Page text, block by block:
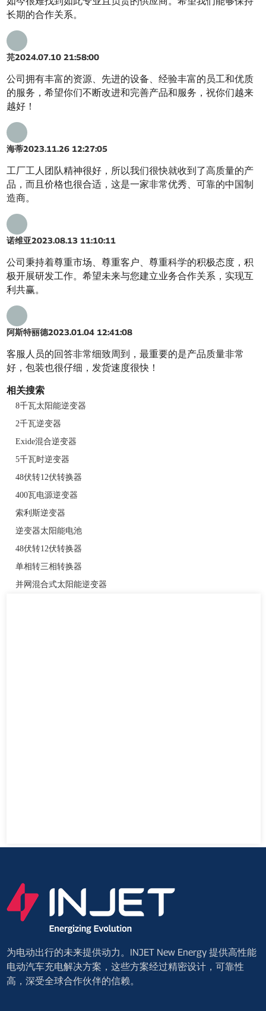
长期的合作关系。
芫2024.07.10 21:58:00
公司拥有丰富的资源、先进的设备、经验丰富的员工和优质
的服务，希望你们不断改进和完善产品和服务，祝你们越来
越好！
海蒂2023.11.26 12:27:05
工厂工人团队精神很好，所以我们很快就收到了高质量的产
品，而且价格也很合适，这是一家非常优秀、可靠的中国制
造商。
诺维亚2023.08.13 11:10:11
公司秉持着尊重市场、尊重客户、尊重科学的积极态度，积
极开展研发工作。希望未来与您建立业务合作关系，实现互
利共赢。
阿斯特丽德2023.01.04 12:41:08
客服人员的回答非常细致周到，最重要的是产品质量非常
好，包装也很仔细，发货速度很快！
相关搜索
8千瓦太阳能逆变器
2千瓦逆变器
Exide混合逆变器
5千瓦时逆变器
48伏转12伏转换器
400瓦电源逆变器
索利斯逆变器
逆变器太阳能电池
48伏转12伏转换器
单相转三相转换器
并网混合式太阳能逆变器
为电动出行的未来提供动力。INJET New Energy 提供高性能
电动汽车充电解决方案，这些方案经过精密设计，可靠性
高，深受全球合作伙伴的信赖。